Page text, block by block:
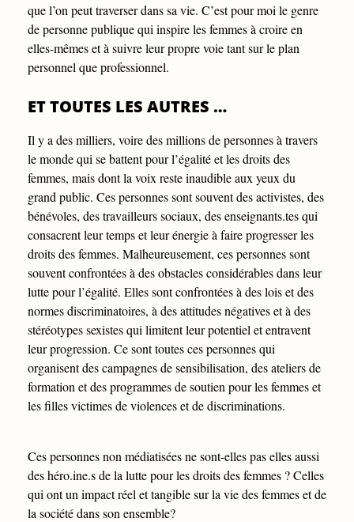
que l’on peut traverser dans sa vie. C’est pour moi le genre
de personne publique qui inspire les femmes à croire en
elles-mêmes et à suivre leur propre voie tant sur le plan
personnel que professionnel.
ET TOUTES LES AUTRES …
Il y a des milliers, voire des millions de personnes à travers
le monde qui se battent pour l’égalité et les droits des
femmes, mais dont la voix reste inaudible aux yeux du
grand public. Ces personnes sont souvent des activistes, des
bénévoles, des travailleurs sociaux, des enseignants.tes qui
consacrent leur temps et leur énergie à faire progresser les
droits des femmes. Malheureusement, ces personnes sont
souvent confrontées à des obstacles considérables dans leur
lutte pour l’égalité. Elles sont confrontées à des lois et des
normes discriminatoires, à des attitudes négatives et à des
stéréotypes sexistes qui limitent leur potentiel et entravent
leur progression. Ce sont toutes ces personnes qui
organisent des campagnes de sensibilisation, des ateliers de
formation et des programmes de soutien pour les femmes et
les filles victimes de violences et de discriminations.
Ces personnes non médiatisées ne sont-elles pas elles aussi
des héro.ine.s de la lutte pour les droits des femmes ? Celles
qui ont un impact réel et tangible sur la vie des femmes et de
la société dans son ensemble?